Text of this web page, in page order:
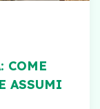
COME
ASSUMI